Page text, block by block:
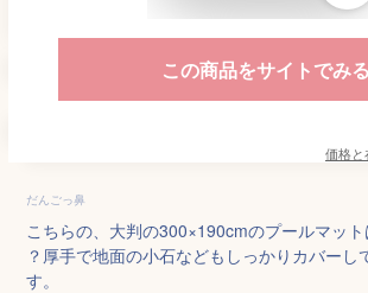
この商品をサイトでみる
価格と
だんごっ鼻
こちらの、大判の300×190cmのプールマッ
？厚手で地面の小石などもしっかりカバーし
す。